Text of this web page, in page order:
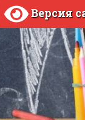
Версия